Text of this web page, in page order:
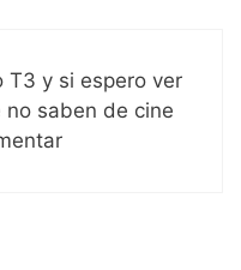
T3 y si espero ver
saben de cine